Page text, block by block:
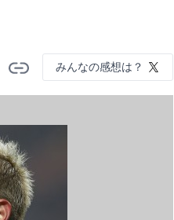
みんなの感想は？